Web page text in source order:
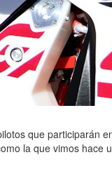
que participarán
la que vimos